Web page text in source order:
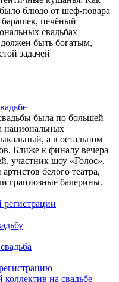
блюдо от шеф-повара
барашек, печёный
свадьбах
быть богатым,
задачей
была по большей
национальных
а в остальном
Ближе к финалу вечера
участник шоу «Голос».
белого театра,
грациозные балерины.